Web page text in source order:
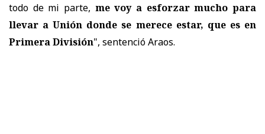
todo de mi parte, me voy a esforzar mucho para
llevar a Unión donde se merece estar, que es en
Primera División", sentenció Araos.